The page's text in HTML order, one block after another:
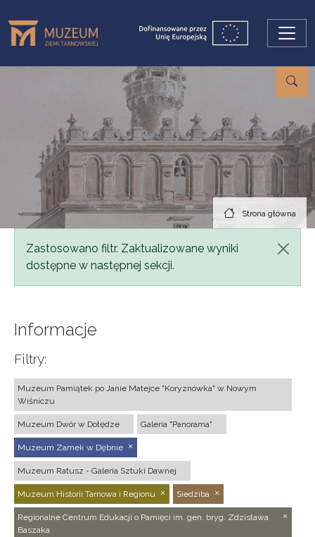
Strona główna
Komunikat
Zastosowano filtr. Zaktualizowane wyniki
dostępne w następnej sekcji.
Informacje
Filtry:
Muzeum Pamiątek po Janie Matejce "Koryznówka" w Nowym
Wiśniczu
Muzeum Dwór w Dołędze Galeria "Panorama"
Muzeum Zamek w Dębnie
Muzeum Ratusz - Galeria Sztuki Dawnej
Muzeum Historii Tarnowa i Regionu Siedziba
Regionalne Centrum Edukacji o Pamięci im. gen. bryg. Zdzisława
Baszaka